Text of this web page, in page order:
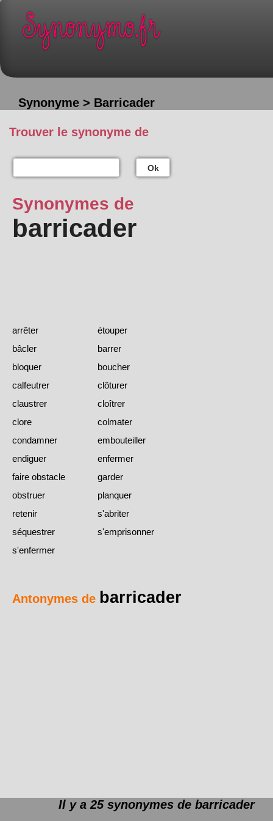
Synonyme > Barricader
Trouver le synonyme de
Ok
Synonymes de
barricader
arrêter
étouper
bâcler
barrer
bloquer
boucher
calfeutrer
clôturer
claustrer
cloîtrer
clore
colmater
condamner
embouteiller
endiguer
enfermer
faire obstacle
garder
obstruer
planquer
retenir
s'abriter
séquestrer
s'emprisonner
s'enfermer
Antonymes de barricader
Il y a 25 synonymes de barricader